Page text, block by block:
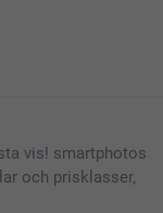
vis! smartphotos
och prisklasser,